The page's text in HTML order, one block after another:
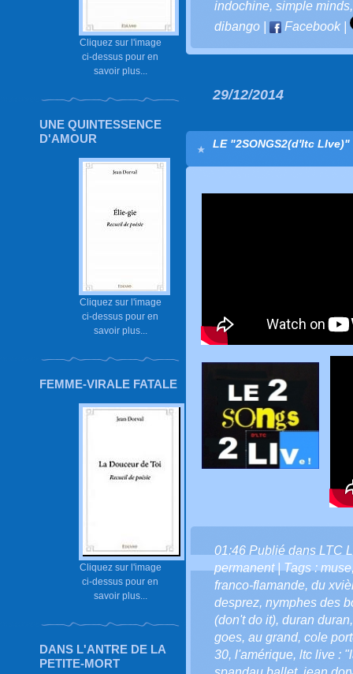
Cliquez sur l'image
ci-dessus pour en
savoir plus...
UNE QUINTESSENCE
D'AMOUR
Cliquez sur l'image
ci-dessus pour en
savoir plus...
FEMME-VIRALE FATALE
Cliquez sur l'image
ci-dessus pour en
savoir plus...
DANS L'ANTRE DE LA
PETITE-MORT
indochine, simple minds
dibango
Facebook|
29/12/2014
LE "2SONGS2(d'ltc LIve)"
01:46 Publié dans LTC
permanent| Tags :muse
franco-flamande, du
desprez, nymphes des
(don't do it), duran duran
goes, au grand, cole
30, l'amérique, ltc live :